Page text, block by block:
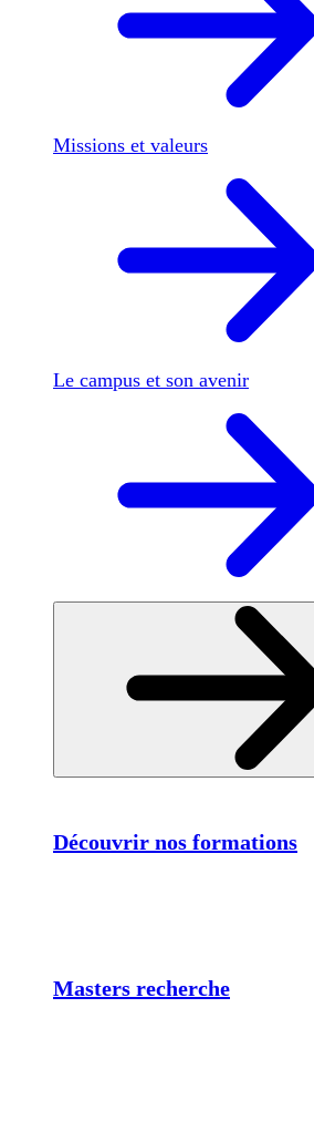
Missions et valeurs
Le campus et son avenir
Découvrir nos formations
Masters recherche